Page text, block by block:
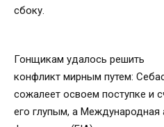
сбоку.
Гонщикам удалось решить
конфликт мирным путем:
сожалеет освоем поступке и
его глупым, а Международная